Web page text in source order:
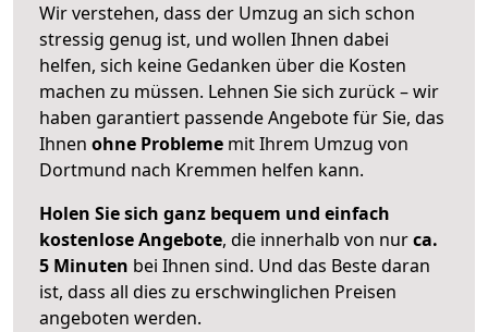
Wir verstehen, dass der Umzug an sich schon
stressig genug ist, und wollen Ihnen dabei
helfen, sich keine Gedanken über die Kosten
machen zu müssen. Lehnen Sie sich zurück – wir
haben garantiert passende Angebote für Sie, das
Ihnen ohne Probleme mit Ihrem Umzug von
Dortmund nach Kremmen helfen kann.
Holen Sie sich ganz bequem und einfach
kostenlose Angebote, die innerhalb von nurca.
5 Minuten bei Ihnen sind. Und das Beste daran
ist, dass all dies zu erschwinglichen Preisen
angeboten werden.